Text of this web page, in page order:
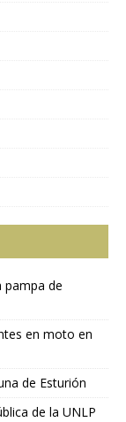
pampa de
en moto en
de Esturión
de la UNLP